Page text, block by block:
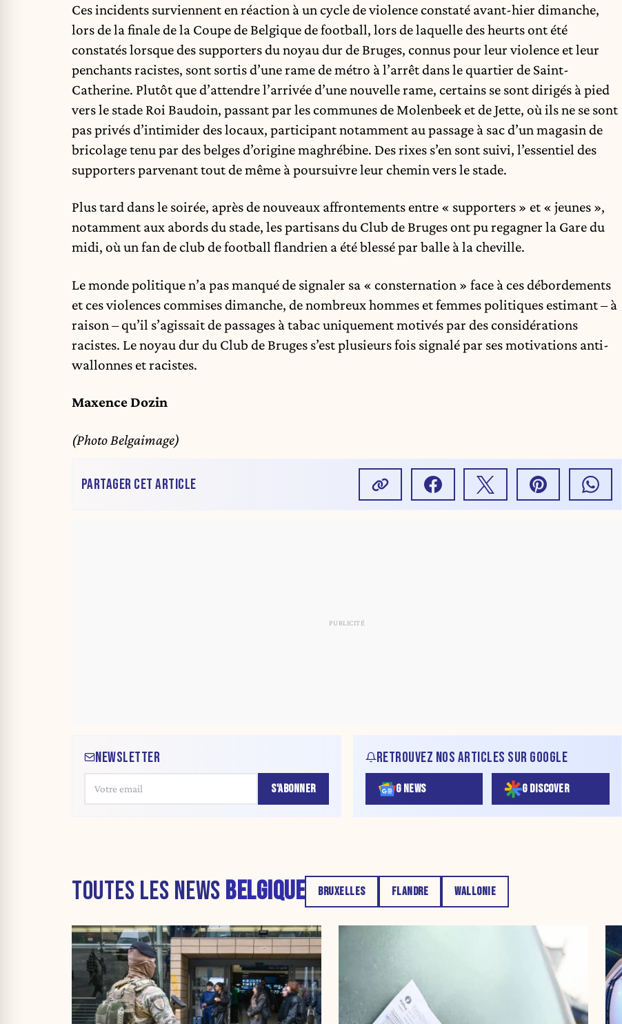
Ces incidents surviennent en réaction à un cycle de violence constaté avant-hier dimanche,
lors de la finale de la Coupe de Belgique de football, lors de laquelle des heurts ont été
constatés lorsque des supporters du noyau dur de Bruges, connus pour leur violence et leur
penchants racistes, sont sortis d’une rame de métro à l’arrêt dans le quartier de Saint-
Catherine. Plutôt que d’attendre l’arrivée d’une nouvelle rame, certains se sont dirigés à pied
vers le stade Roi Baudoin, passant par les communes de Molenbeek et de Jette, où ils ne se sont
pas privés d’intimider des locaux, participant notamment au passage à sac d’un magasin de
bricolage tenu par des belges d’origine maghrébine. Des rixes s’en sont suivi, l’essentiel des
supporters parvenant tout de même à poursuivre leur chemin vers le stade.
Plus tard dans le soirée, après de nouveaux affrontements entre « supporters » et « jeunes »,
notamment aux abords du stade, les partisans du Club de Bruges ont pu regagner la Gare du
midi, où un fan de club de football flandrien a été blessé par balle à la cheville.
Le monde politique n’a pas manqué de signaler sa « consternation » face à ces débordements
et ces violences commises dimanche, de nombreux hommes et femmes politiques estimant – à
raison – qu’il s’agissait de passages à tabac uniquement motivés par des considérations
racistes. Le noyau dur du Club de Bruges s’est plusieurs fois signalé par ses motivations anti-
wallonnes et racistes.
Maxence Dozin
(Photo Belgaimage)
PARTAGER CET ARTICLE
NEWSLETTER
S'ABONNER
RETROUVEZ NOS ARTICLES SUR GOOGLE
G NEWS G DISCOVER
TOUTES LES NEWS BELGIQUE BRUXELLES FLANDRE WALLONIE